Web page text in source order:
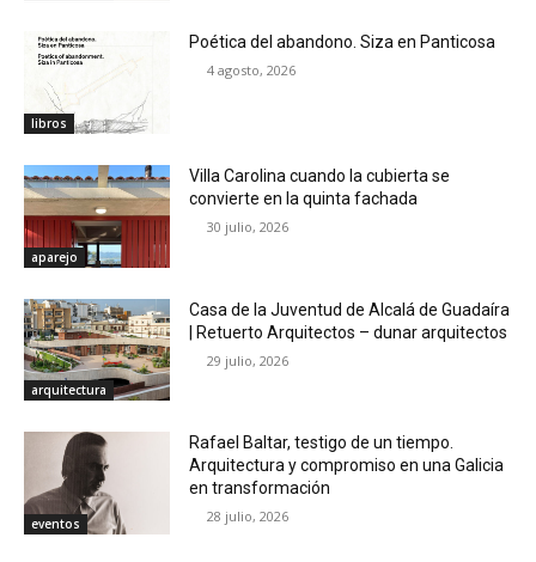
libros
Poética del abandono. Siza en Panticosa
4 agosto, 2026
aparejo
Villa Carolina cuando la cubierta se
convierte en la quinta fachada
30 julio, 2026
arquitectura
Casa de la Juventud de Alcalá de Guadaíra
| Retuerto Arquitectos – dunar arquitectos
29 julio, 2026
eventos
Rafael Baltar, testigo de un tiempo.
Arquitectura y compromiso en una Galicia
en transformación
28 julio, 2026